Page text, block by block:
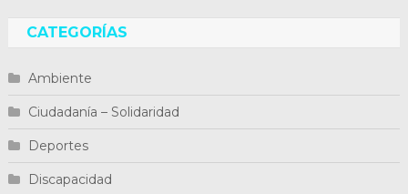
CATEGORÍAS
Ambiente
Ciudadanía – Solidaridad
Deportes
Discapacidad